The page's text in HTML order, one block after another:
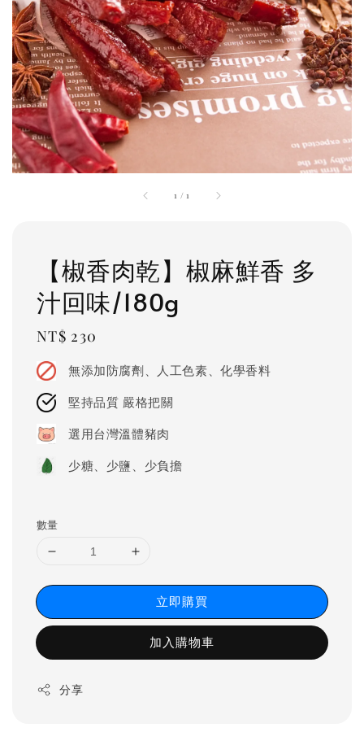
1 /1
【椒香肉乾】椒麻鮮香 多
汁回味/180g
Regular
price
NT$ 230
無添加防腐劑、人工色素、化學香料
堅持品質 嚴格把關
選用台灣溫體豬肉
少糖、少鹽、少負擔
數量
立即購買
加入購物車
分享